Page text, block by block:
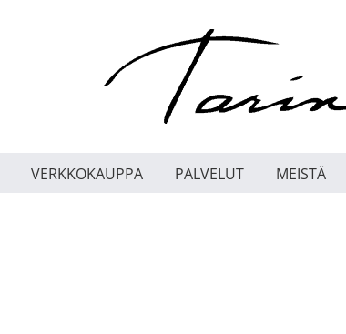
VERKKOKAUPPA PALVELUT MEISTÄ